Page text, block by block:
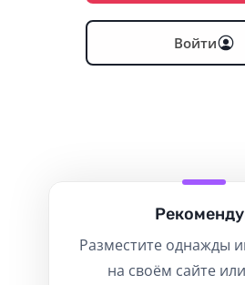
Войти
Разместите однажды
на своём сайте